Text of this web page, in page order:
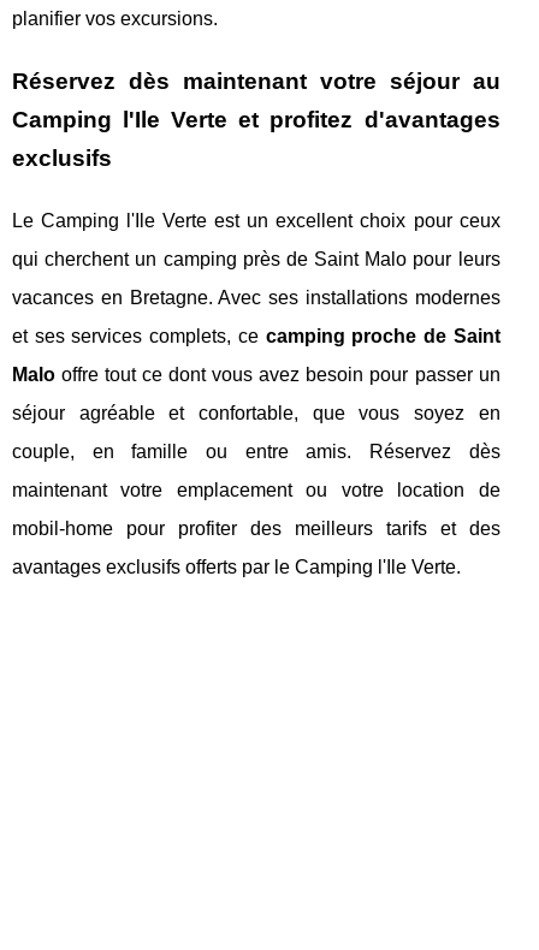
planifier vos excursions.
Réservez dès maintenant votre séjour au
Camping l'Ile Verte et profitez d'avantages
exclusifs
Le Camping l'Ile Verte est un excellent choix pour ceux
qui cherchent un camping près de Saint Malo pour leurs
vacances en Bretagne. Avec ses installations modernes
et ses services complets, ce camping proche de Saint
Malooffre tout ce dont vous avez besoin pour passer un
séjour agréable et confortable, que vous soyez en
couple, en famille ou entre amis. Réservez dès
maintenant votre emplacement ou votre location de
mobil-home pour profiter des meilleurs tarifs et des
avantages exclusifs offerts par le Camping l'Ile Verte.